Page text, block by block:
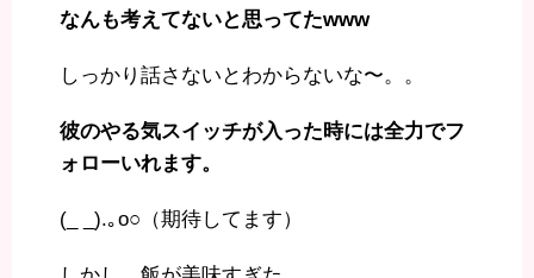
なんも考えてないと思ってたwww
しっかり話さないとわからないな〜。。
彼のやる気スイッチが入った時には全力でフ
ォローいれます。
(_ _).｡o○（期待してます）